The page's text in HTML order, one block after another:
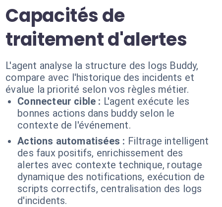
Capacités de
traitement d'alertes
L'agent analyse la structure des logs Buddy,
compare avec l'historique des incidents et
évalue la priorité selon vos règles métier.
Connecteur cible : L'agent exécute les
bonnes actions dans buddy selon le
contexte de l'événement.
Actions automatisées : Filtrage intelligent
des faux positifs, enrichissement des
alertes avec contexte technique, routage
dynamique des notifications, exécution de
scripts correctifs, centralisation des logs
d'incidents.